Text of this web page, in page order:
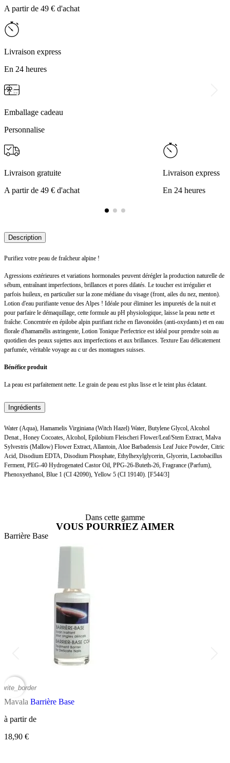
A partir de 49 € d'achat
Livraison express
En 24 heures
Emballage cadeau
Personnalise
Livraison gratuite
A partir de 49 € d'achat
Livraison express
En 24 heures
Description
Purifiez votre peau de fraîcheur alpine !
Agressions extérieures et variations hormonales peuvent dérégler la production naturelle de
sébum, entraînant imperfections, brillances et pores dilatés. Le toucher est irrégulier et
parfois huileux, en particulier sur la zone médiane du visage (front, ailes du nez, menton).
Lotion d'eau purifiante venue des Alpes ! Idéale pour éliminer les impuretés de la nuit et
pour parfaire le démaquillage, cette formule au pH physiologique, laisse la peau nette et
fraîche. Concentrée en épilobe alpin purifiant riche en flavonoïdes (anti-oxydants) et en eau
florale d'hamamélis astringente, Lotion Tonique Perfectrice est idéal pour prendre soin au
quotidien des peaux sujettes aux imperfections et aux brillances. Texture Eau délicatement
parfumée, véritable voyage au c ur des montagnes suisses.
Bénéfice produit
La peau est parfaitement nette. Le grain de peau est plus lisse et le teint plus éclatant.
Ingrédients
Water (Aqua), Hamamelis Virginiana (Witch Hazel) Water, Butylene Glycol, Alcohol
Denat., Honey Cocoates, Alcohol, Epilobium Fleischeri Flower/Leaf/Stem Extract, Malva
Sylvestris (Mallow) Flower Extract, Allantoin, Aloe Barbadensis Leaf Juice Powder, Citric
Acid, Disodium EDTA, Disodium Phosphate, Ethylhexylglycerin, Glycerin, Lactobacillus
Ferment, PEG-40 Hydrogenated Castor Oil, PPG-26-Buteth-26, Fragrance (Parfum),
Phenoxyethanol, Blue 1 (CI 42090), Yellow 5 (CI 19140). [F544/3]
Dans cette gamme
VOUS POURRIEZ AIMER
Barrière Base
Mavala Barrière Base
à partir de
18,90 €